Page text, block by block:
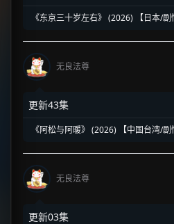
《东京三十岁左右》 (2026) 【日本/
无良法尊
更新43集
《阿松与阿暖》 (2026) 【中国台湾/
无良法尊
更新03集